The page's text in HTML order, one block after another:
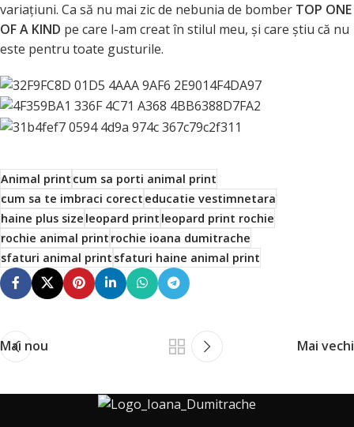
variațiuni. Ca să nu mai zic de nebunia de bomber TOP ONE
OF A KIND pe care l-am creat în stilul meu, și care știu că nu
este pentru toate gusturile.
Animal printcum sa porti animal print
cum sa te imbraci corecteducatie vestimnetara
haine plus sizeleopard printleopard print rochie
rochie animal printrochie ioana dumitrache
sfaturi animal printsfaturi haine animal print
Mai nou Mai vechi